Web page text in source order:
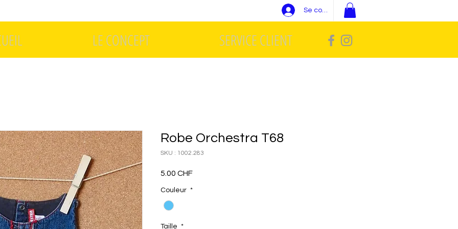
Se connecter
LE CONCEPT SERVICE CLIENT
Robe Orchestra T68
SKU : 1002.283
5.00 CHFPrix
Couleur *
Taille *